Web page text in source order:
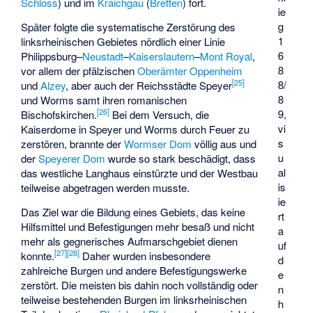
ie
g
1
6
8
8/
8
9,
vi
s
u
al
is
ie
rt
a
uf
d
e
n
h
Später folgte die systematische Zerstörung des
linksrheinischen Gebietes nördlich einer Linie
Philippsburg–Neustadt–Kaiserslautern–Mont Royal,
vor allem der pfälzischenOberämter Oppenheim
undAlzey, aber auch der Reichsstädte Speyer[25]
und Worms samt ihren romanischen
Bischofskirchen.[26] Bei dem Versuch, die
Kaiserdome in Speyer und Worms durch Feuer zu
zerstören, brannte derWormser Dom völlig aus und
derSpeyerer Dom wurde so stark beschädigt, dass
das westliche Langhaus einstürzte und der Westbau
teilweise abgetragen werden musste.
Das Ziel war die Bildung eines Gebiets, das keine
Hilfsmittel und Befestigungen mehr besaß und nicht
mehr als gegnerisches Aufmarschgebiet dienen
konnte.[27][28] Daher wurden insbesondere
zahlreiche Burgen und andere Befestigungswerke
zerstört. Die meisten bis dahin noch vollständig oder
teilweise bestehenden Burgen im linksrheinischen